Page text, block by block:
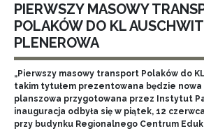
PIERWSZY MASOWY
POLAKÓW DO KL
PLENEROWA
„Pierwszy masowy transport Polaków do
takim tytułem prezentowana będzie
planszowa przygotowana przez Instytut
inauguracja odbyła się w piątek, 12
przy budynku Regionalnego Centrum